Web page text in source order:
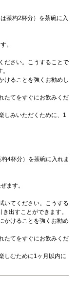
茶杓2杯分）を茶碗に入
。
ださい。こうすることで
けることを強くお勧めし
たてをすぐにお飲みくだ
しみいただくために、1
4杯分）を茶碗に入れま
ます。
いてください。こうする
出すことができます。
かけることを強くお勧め
たてをすぐにお飲みくだ
しむために1ヶ月以内に